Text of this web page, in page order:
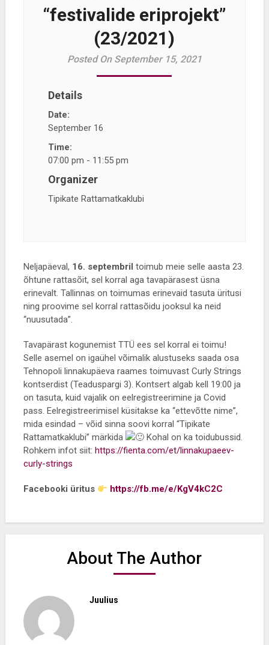
“festivalide eriprojekt”
(23/2021)
Posted On September 15, 2021
Details
Date:
September 16
Time:
07:00 pm - 11:55 pm
Organizer
Tipikate Rattamatkaklubi
Neljapäeval, 16. septembril toimub meie selle aasta 23.
õhtune rattasõit, sel korral aga tavapärasest üsna
erinevalt. Tallinnas on toimumas erinevaid tasuta üritusi
ning proovime sel korral rattasõidu jooksul ka neid
“nuusutada”.
Tavapärast kogunemist TTÜ ees sel korral ei toimu!
Selle asemel on igaühel võimalik alustuseks saada osa
Tehnopoli linnakupäeva raames toimuvast Curly Strings
kontserdist (Teaduspargi 3). Kontsert algab kell 19:00 ja
on tasuta, kuid vajalik on eelregistreerimine ja Covid
pass. Eelregistreerimisel küsitakse ka “ettevõtte nime”,
mida esindad – võid sinna soovi korral “Tipikate
Rattamatkaklubi” märkida
Kohal on ka toidubussid.
Rohkem infot siit: https://fienta.com/et/linnakupaeev-
curly-strings
Facebooki üritus https://fb.me/e/KgV4kC2C
About The Author
Juulius